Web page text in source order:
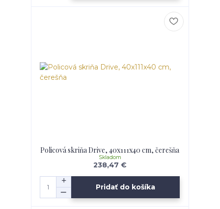
Policová skriňa Drive, 40x111x40 cm, čerešňa
238,47 €
Skladom
Pridať do košíka